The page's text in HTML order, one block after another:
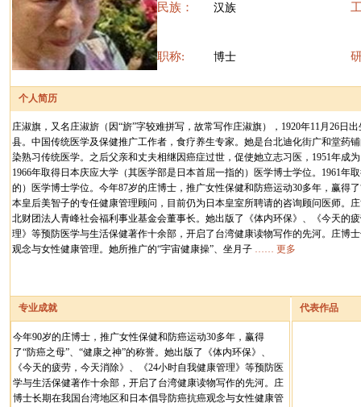
民族： 汉族
职称: 博士
个人简历
庄淑旗，又名庄淑旂（因“旂”字较难拼写，故常写作庄淑旗），1920年11月26日
县。中国传统医学及保健推广工作者，食疗养生专家。她是台北迪化街广和堂药
染熟习传统医学。之后父亲和丈夫相继因癌症过世，促使她立志习医，1951年成
1966年取得日本庆应大学（其医学部是日本首屈一指的）医学博士学位。1961年
的）医学博士学位。今年87岁的庄博士，推广女性保健和防癌运动30多年，赢得
本皇后美智子的专任健康管理顾问，目前仍为日本皇室所聘请的咨询顾问医师。
北财团法人青峰社会福利事业基金会董事长。她出版了《体内环保》、《今天的
理》等预防医学与生活保健著作十余部，开启了台湾健康读物写作的先河。庄博
观念与女性健康管理。她所推广的“宇宙健康操”、坐月子 …… 更多
专业成就
今年90岁的庄博士，推广女性保健和防癌运动30多年，赢得
了“防癌之母”、“健康之神”的称誉。她出版了《体内环保》、
《今天的疲劳，今天消除》、《24小时自我健康管理》等预防医
学与生活保健著作十余部，开启了台湾健康读物写作的先河。庄
博士长期在我国台湾地区和日本倡导防癌抗癌观念与女性健康管
代表作品